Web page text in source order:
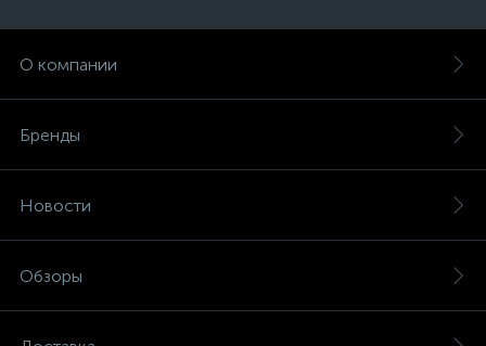
О компании
Бренды
Новости
Обзоры